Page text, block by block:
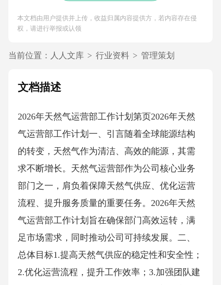
本文档由用户提供并上传，收益归属内容提供方，若内容存在侵
权，请进行举报或认领
当前位置： 人人文库 > 行业资料 > 管理策划
文档描述
2026年天然气运营部工作计划第页2026年天然
气运营部工作计划一、引言随着全球能源结构
的转变，天然气作为清洁、高效的能源，其需
求不断增长。天然气运营部作为公司核心业务
部门之一，肩负着保障天然气供应、优化运营
流程、提升服务质量的重要任务。2026年天然
气运营部工作计划旨在确保部门高效运转，满
足市场需求，同时推动公司可持续发展。二、
总体目标1.提高天然气供应的稳定性和安全性；
2.优化运营流程，提升工作效率；3.加强团队建